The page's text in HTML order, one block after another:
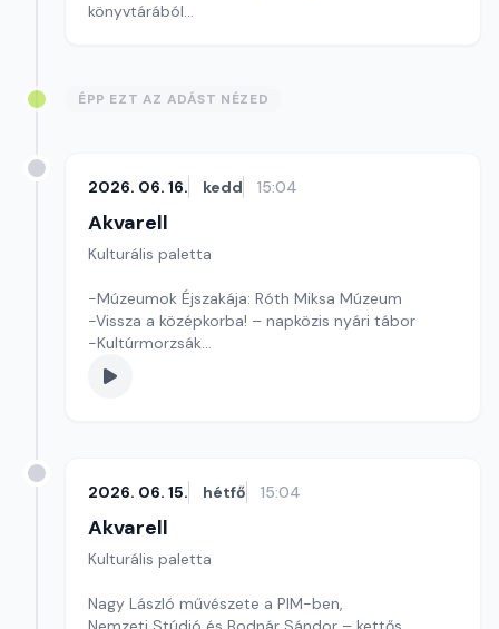
könyvtárából
ÉPP EZT AZ ADÁST NÉZED
2026. 06. 16. kedd 15:04
Akvarell
Kulturális paletta
-Múzeumok Éjszakája: Róth Miksa Múzeum
-Vissza a középkorba! – napközis nyári tábor
-Kultúrmorzsák
Szerkesztő: Tóth J. András
2026. 06. 15. hétfő 15:04
Akvarell
Kulturális paletta
Nagy László művészete a PIM-ben,